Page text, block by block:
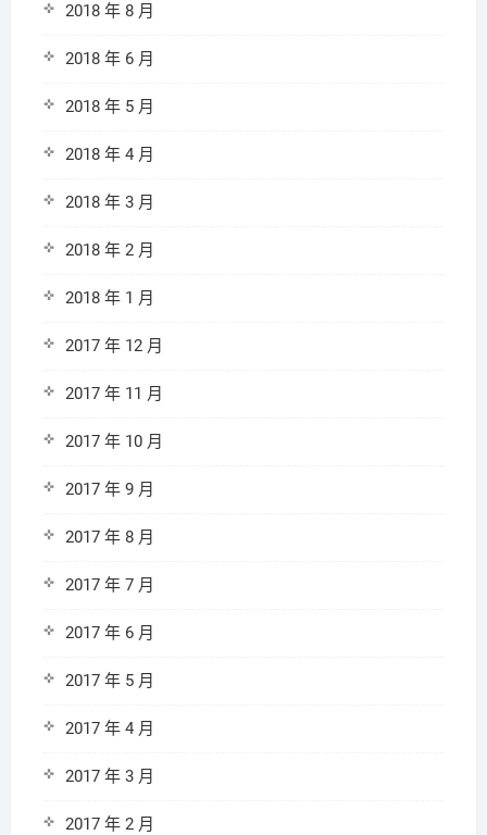
2018 年 8 月
2018 年 6 月
2018 年 5 月
2018 年 4 月
2018 年 3 月
2018 年 2 月
2018 年 1 月
2017 年 12 月
2017 年 11 月
2017 年 10 月
2017 年 9 月
2017 年 8 月
2017 年 7 月
2017 年 6 月
2017 年 5 月
2017 年 4 月
2017 年 3 月
2017 年 2 月